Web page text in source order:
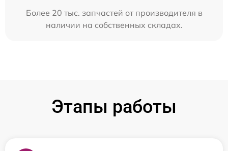
Более 20 тыс. запчастей от производителя в
наличии на собственных складах.
Этапы работы